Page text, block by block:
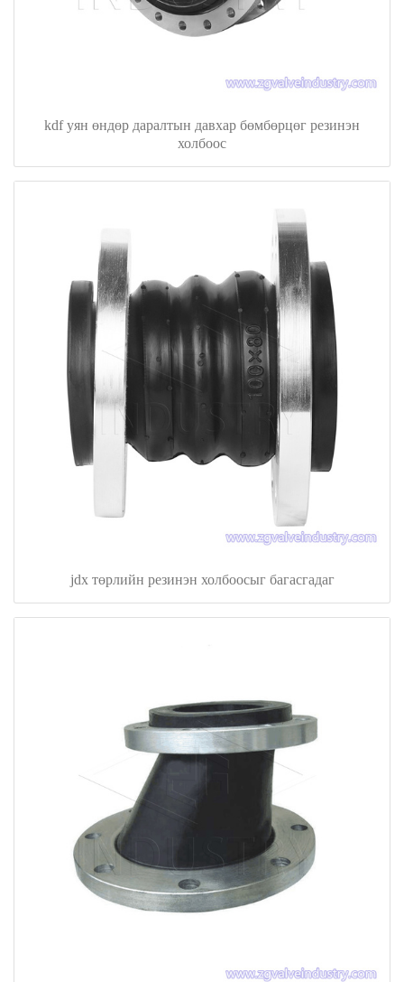
kdf уян өндөр даралтын давхар бөмбөрцөг резинэн
холбоос
jdx төрлийн резинэн холбоосыг багасгадаг